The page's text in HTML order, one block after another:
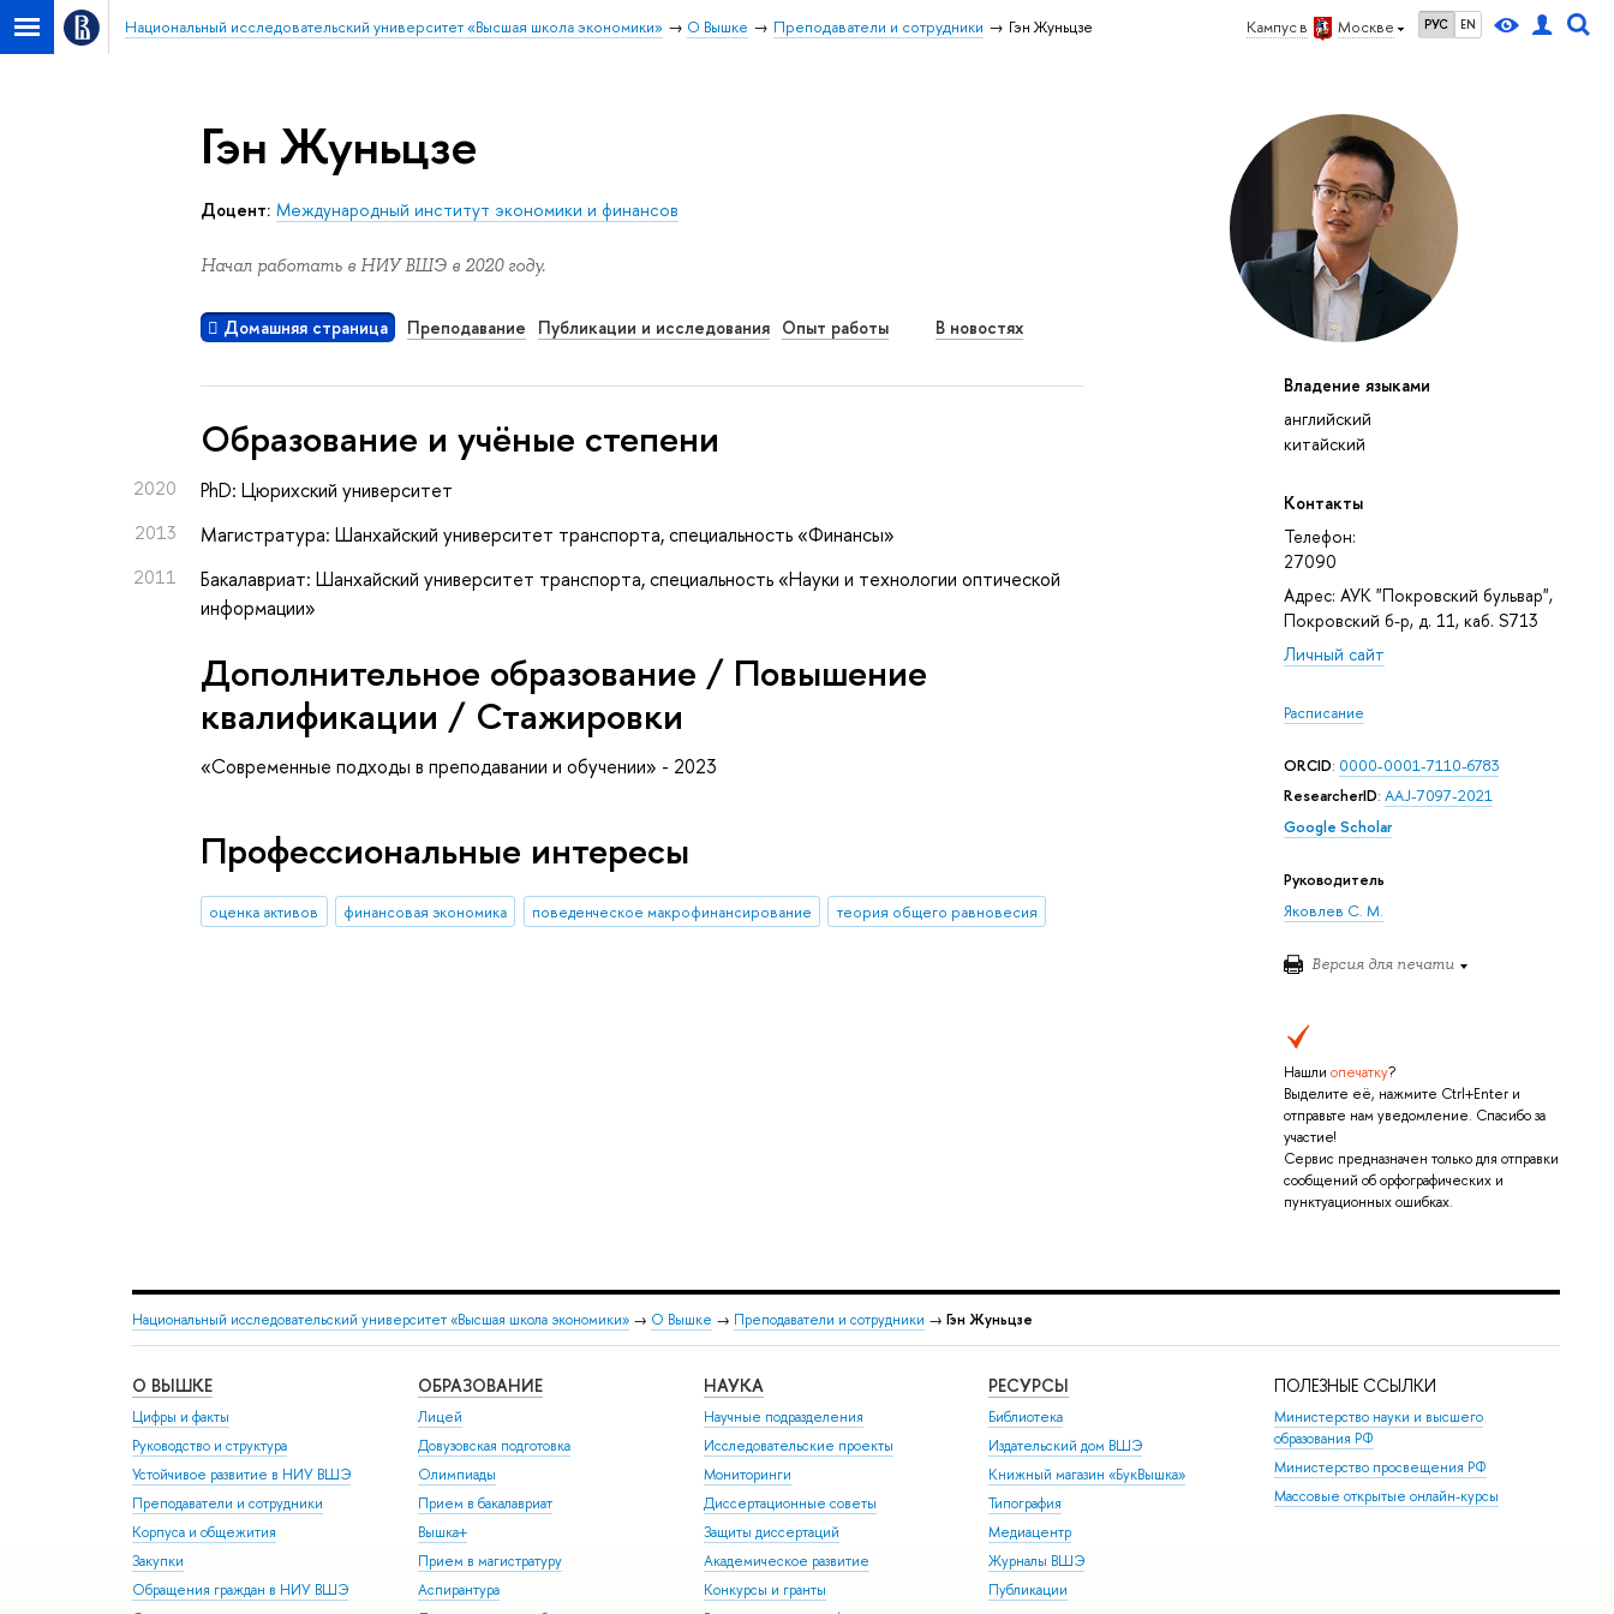
Кампус в Москве РУС EN
Национальный исследовательский университет «Высшая школа экономики» О Вышке Преподаватели и сотрудники Гэн Жуньцзе
Владение языками
английский
китайский
Контакты
Телефон:
27090
Адрес: АУК "Покровский бульвар",
Покровский б-р, д. 11, каб. S713
Личный сайт
Расписание
ORCID: 0000-0001-7110-6783
ResearcherID: AAJ-7097-2021
Google Scholar
Руководитель
Яковлев С. М.
Версия для печати
Нашли опечатку?
Выделите её, нажмите Ctrl+Enter и
отправьте нам уведомление. Спасибо за
участие!
Сервис предназначен только для отправки
сообщений об орфографических и
пунктуационных ошибках.
Гэн Жуньцзе
доцент: Международный институт экономики и финансов
Начал работать в НИУ ВШЭ в 2020 году.
Домашняя страница Преподавание Публикации и исследования Опыт работы В новостях
Oбразование и учёные степени
2020 PhD: Цюрихский университет
2013 Магистратура: Шанхайский университет транспорта, специальность «Финансы»
2011
Бакалавриат: Шанхайский университет транспорта, специальность «Науки и технологии оптической
информации»
Дополнительное образование / Повышение
квалификации / Стажировки
«Современные подходы в преподавании и обучении» - 2023
Профессиональные интересы
оценка активов финансовая экономика поведенческое макрофинансирование теория общего равновесия
Национальный исследовательский университет «Высшая школа экономики» → О Вышке → Преподаватели и сотрудники → Гэн Жуньцзе
О ВЫШКЕ
Цифры и факты
Руководство и структура
Устойчивое развитие в НИУ ВШЭ
Преподаватели и сотрудники
Корпуса и общежития
Закупки
Обращения граждан в НИУ ВШЭ
ОБРАЗОВАНИЕ
Лицей
Довузовская подготовка
Олимпиады
Прием в бакалавриат
Вышка+
Прием в магистратуру
Аспирантура
НАУКА
Научные подразделения
Исследовательские проекты
Мониторинги
Диссертационные советы
Защиты диссертаций
Академическое развитие
Конкурсы и гранты
РЕСУРСЫ
Библиотека
Издательский дом ВШЭ
Книжный магазин «БукВышка»
Типография
Медиацентр
Журналы ВШЭ
Публикации
ПОЛЕЗНЫЕ ССЫЛКИ
Министерство науки и высшего
образования РФ
Министерство просвещения РФ
Массовые открытые онлайн-курсы